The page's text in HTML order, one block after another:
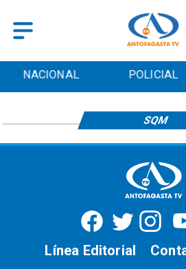
NACIONAL POLICIAL
SQM
Línea Editorial